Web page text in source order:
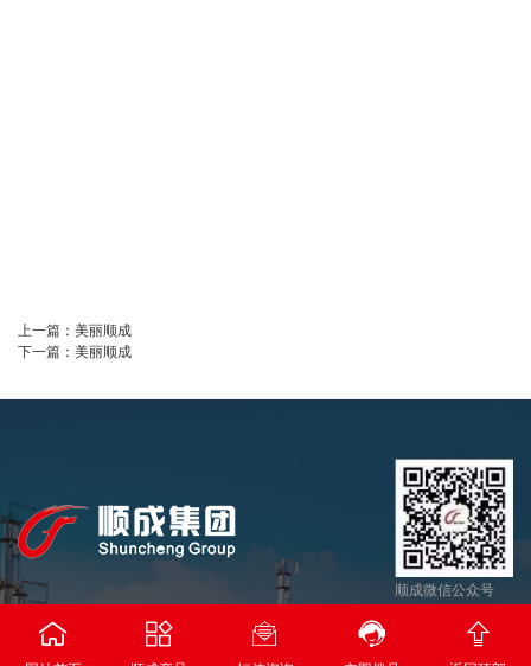
上一篇： 美丽顺成
下一篇： 美丽顺成
顺成微信公众号
河南省顺成集团能源科技有限公司
返回顶部
    